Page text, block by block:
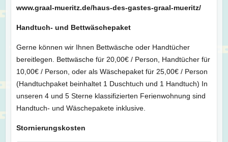
www.graal-mueritz.de/haus-des-gastes-graal-mueritz/
Handtuch- und Bettwäschepaket
Gerne können wir Ihnen Bettwäsche oder Handtücher
bereitlegen. Bettwäsche für 20,00€ / Person, Handtücher für
10,00€ / Person, oder als Wäschepaket für 25,00€ / Person
(Handtuchpaket beinhaltet 1 Duschtuch und 1 Handtuch) In
unseren 4 und 5 Sterne klassifizierten Ferienwohnung sind
Handtuch- und Wäschepakete inklusive.
Stornierungskosten